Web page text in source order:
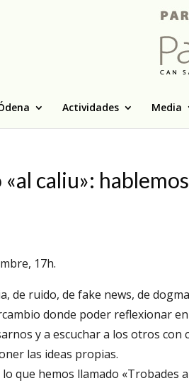
Actividades Media
caliu»:
17h.
de ruido, de fake news, de
donde poder reflexionar
y a escuchar a los otros
las ideas propias.
que hemos llamado «Trobades